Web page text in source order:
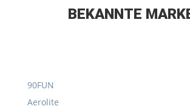
BEKANNTE
90FUN
Aerolite